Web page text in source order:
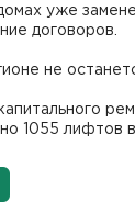
уже
договоров.
не
1055 лифтов